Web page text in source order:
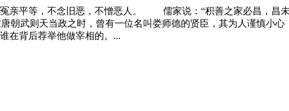
亲平等， 不念旧恶 ， 不憎恶人。 儒家说：“积善之家必昌，昌未
则天当政之时，曾有一位名叫娄师德的贤臣，其为人谨慎小心
在背后荐举他做宰相的。...